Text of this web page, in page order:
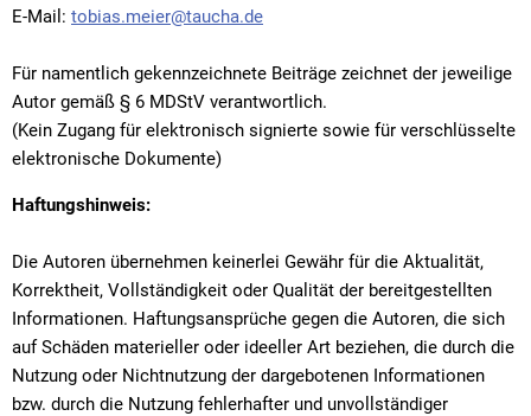
E-Mail: tobias.meier@taucha.de
Für namentlich gekennzeichnete Beiträge zeichnet der jeweilige
Autor gemäß § 6 MDStV verantwortlich.
(Kein Zugang für elektronisch signierte sowie für verschlüsselte
elektronische Dokumente)
Haftungshinweis:
Die Autoren übernehmen keinerlei Gewähr für die Aktualität,
Korrektheit, Vollständigkeit oder Qualität der bereitgestellten
Informationen. Haftungsansprüche gegen die Autoren, die sich
auf Schäden materieller oder ideeller Art beziehen, die durch die
Nutzung oder Nichtnutzung der dargebotenen Informationen
bzw. durch die Nutzung fehlerhafter und unvollständiger